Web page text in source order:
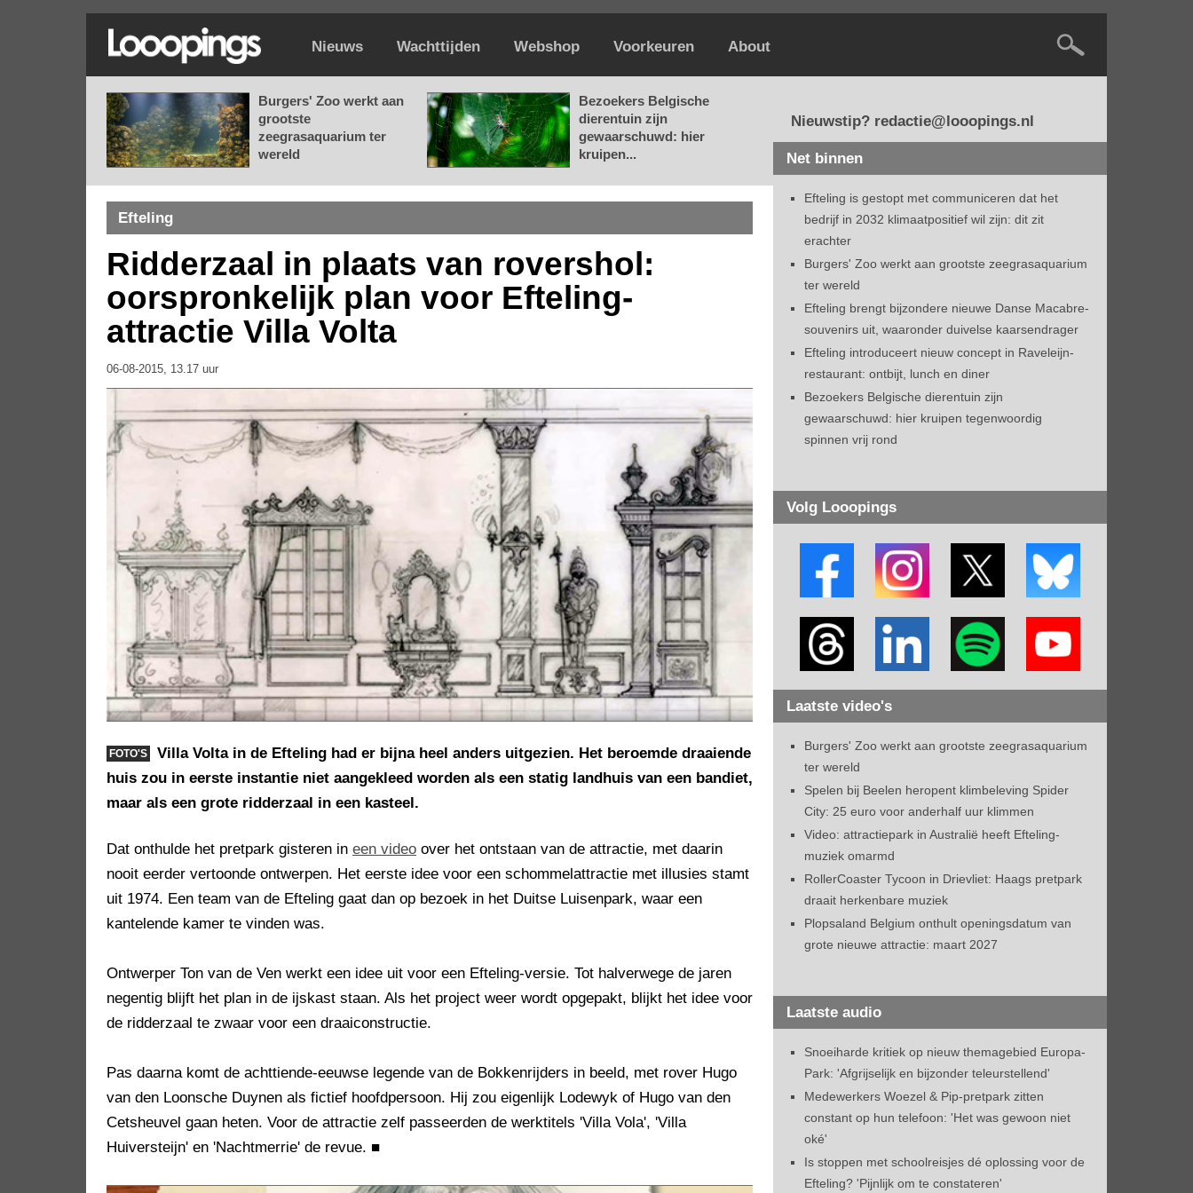
Nieuws Wachttijden Webshop Voorkeuren About
Burgers' Zoo werkt aan
grootste
zeegrasaquarium ter
wereld
Bezoekers Belgische
dierentuin zijn
gewaarschuwd: hier
kruipen...
Efteling
Ridderzaal in plaats van rovershol:
oorspronkelijk plan voor Efteling-
attractie Villa Volta
06-08-2015, 13.17 uur
FOTO'S
Villa Volta in de Efteling had er bijna heel anders uitgezien. Het beroemde draaiende
huis zou in eerste instantie niet aangekleed worden als een statig landhuis van een bandiet,
maar als een grote ridderzaal in een kasteel.
Dat onthulde het pretpark gisteren in een video over het ontstaan van de attractie, met daarin
nooit eerder vertoonde ontwerpen. Het eerste idee voor een schommelattractie met illusies stamt
uit 1974. Een team van de Efteling gaat dan op bezoek in het Duitse Luisenpark, waar een
kantelende kamer te vinden was.
Ontwerper Ton van de Ven werkt een idee uit voor een Efteling-versie. Tot halverwege de jaren
negentig blijft het plan in de ijskast staan. Als het project weer wordt opgepakt, blijkt het idee voor
de ridderzaal te zwaar voor een draaiconstructie.
Pas daarna komt de achttiende-eeuwse legende van de Bokkenrijders in beeld, met rover Hugo
van den Loonsche Duynen als fictief hoofdpersoon. Hij zou eigenlijk Lodewyk of Hugo van den
Cetsheuvel gaan heten. Voor de attractie zelf passeerden de werktitels 'Villa Vola', 'Villa
Huiversteijn' en 'Nachtmerrie' de revue. ■
Nieuwstip? redactie@looopings.nl
Net binnen
Efteling is gestopt met communiceren dat het
bedrijf in 2032 klimaatpositief wil zijn: dit zit
erachter
Burgers' Zoo werkt aan grootste zeegrasaquarium
ter wereld
Efteling brengt bijzondere nieuwe Danse Macabre-
souvenirs uit, waaronder duivelse kaarsendrager
Efteling introduceert nieuw concept in Raveleijn-
restaurant: ontbijt, lunch en diner
Bezoekers Belgische dierentuin zijn
gewaarschuwd: hier kruipen tegenwoordig
spinnen vrij rond
Volg Looopings
Laatste video's
Burgers' Zoo werkt aan grootste zeegrasaquarium
ter wereld
Spelen bij Beelen heropent klimbeleving Spider
City: 25 euro voor anderhalf uur klimmen
Video: attractiepark in Australië heeft Efteling-
muziek omarmd
RollerCoaster Tycoon in Drievliet: Haags pretpark
draait herkenbare muziek
Plopsaland Belgium onthult openingsdatum van
grote nieuwe attractie: maart 2027
Laatste audio
Snoeiharde kritiek op nieuw themagebied Europa-
Park: 'Afgrijselijk en bijzonder teleurstellend'
Medewerkers Woezel & Pip-pretpark zitten
constant op hun telefoon: 'Het was gewoon niet
oké'
Is stoppen met schoolreisjes dé oplossing voor de
Efteling? 'Pijnlijk om te constateren'